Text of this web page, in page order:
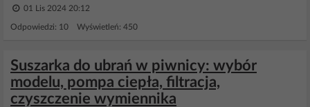
01 Lis 2024 20:12
Odpowiedzi: 10 Wyświetleń: 450
Suszarka do ubrań w piwnicy: wybór
modelu, pompa ciepła, filtracja,
czyszczenie wymiennika